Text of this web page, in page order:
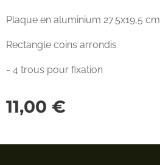
Plaque en aluminium 27.5x19,5 cm
Rectangle coins arrondis
- 4 trous pour fixation
11,00 €